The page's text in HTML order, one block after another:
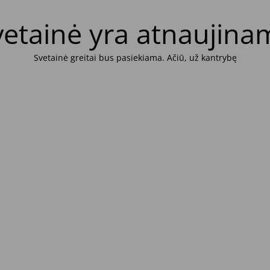
yra
Svetainė greitai bus pasiekiama. Ačiū, už kantrybę